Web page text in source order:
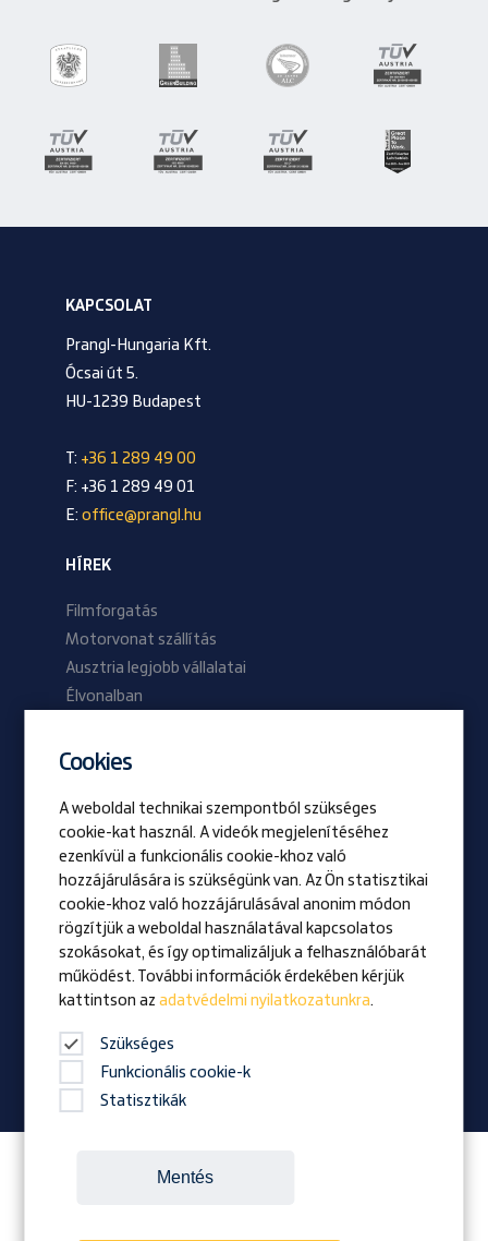
KAPCSOLAT
Prangl-Hungaria Kft.
Ócsai út 5.
HU-1239 Budapest
T: +36 1 289 49 00
F: +36 1 289 49 01
E: office@prangl.hu
HÍREK
Filmforgatás
Motorvonat szállítás
Ausztria legjobb vállalatai
Élvonalban
2023/02 lapszám
Nyitott pozíciók
Kitüntetés
Családi vállalkozás
Hírek
Vállalati magazin
Itt követheted a Prangl-t:
Cookies
A weboldal technikai szempontból szükséges
cookie-kat használ. A videók megjelenítéséhez
ezenkívül a funkcionális cookie-khoz való
hozzájárulására is szükségünk van. Az Ön statisztikai
cookie-khoz való hozzájárulásával anonim módon
rögzítjük a weboldal használatával kapcsolatos
szokásokat, és így optimalizáljuk a felhasználóbarát
működést. További információk érdekében kérjük
kattintson azadatvédelmi nyilatkozatunkra.
Szükséges
Funkcionális cookie-k
Statisztikák
Mentés